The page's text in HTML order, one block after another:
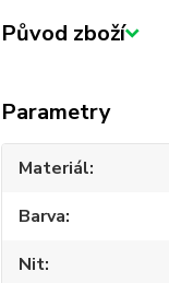
Původ zboží
Parametry
Materiál
Barva
Nit